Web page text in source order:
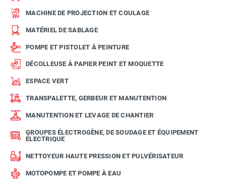
MACHINE DE PROJECTION ET COULAGE
MATÉRIEL DE SABLAGE
POMPE ET PISTOLET À PEINTURE
DÉCOLLEUSE À PAPIER PEINT ET MOQUETTE
ESPACE VERT
TRANSPALETTE, GERBEUR ET MANUTENTION
MANUTENTION ET LEVAGE DE CHANTIER
GROUPES ÉLECTROGÈNE, DE SOUDAGE ET ÉQUIPEMENT
ÉLECTRIQUE
NETTOYEUR HAUTE PRESSION ET PULVÉRISATEUR
MOTOPOMPE ET POMPE À EAU